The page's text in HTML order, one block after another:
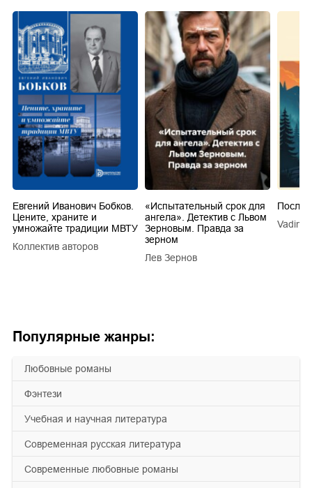
Популярные жанры:
любовные романы
фэнтези
учебная и научная литература
современная русская литература
современные любовные романы
Евгений Иванович Бобков.
Цените, храните и
умножайте традиции МВТУ
Коллектив авторов
«Испытательный срок для
ангела». Детектив с Львом
Зерновым. Правда за
зерном
Лев Зернов
Vadim